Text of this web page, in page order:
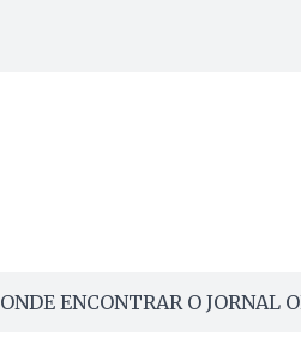
ONDE ENCONTRAR O JORNAL